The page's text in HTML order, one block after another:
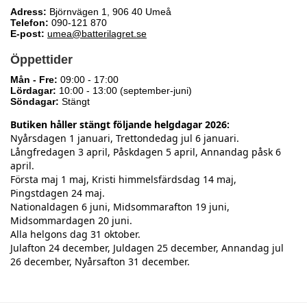
Adress: Björnvägen 1, 906 40 Umeå
Telefon: 090-121 870
E-post: umea@batterilagret.se
Öppettider
Mån - Fre: 09:00 - 17:00
Lördagar: 10:00 - 13:00 (september-juni)
Söndagar: Stängt
Butiken håller stängt följande helgdagar 2026:
Nyårsdagen 1 januari, Trettondedag jul 6 januari.
Långfredagen 3 april, Påskdagen 5 april, Annandag påsk 6
april.
Första maj 1 maj, Kristi himmelsfärdsdag 14 maj,
Pingstdagen 24 maj.
Nationaldagen 6 juni, Midsommarafton 19 juni,
Midsommardagen 20 juni.
Alla helgons dag 31 oktober.
Julafton 24 december, Juldagen 25 december, Annandag jul
26 december, Nyårsafton 31 december.